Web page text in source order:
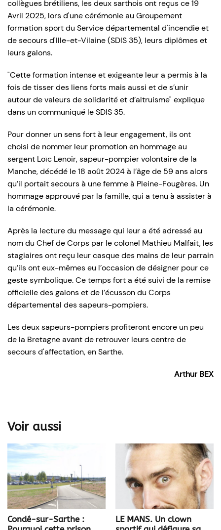
collègues brétiliens, les deux sarthois ont reçus ce 19
Avril 2025, lors d'une cérémonie au Groupement
formation sport du Service départemental d'incendie et
de secours d'Ille-et-Vilaine (SDIS 35), leurs diplômes et
leurs galons.
"Cette formation intense et exigeante leur a permis à la
fois de tisser des liens forts mais aussi et de s’unir
autour de valeurs de solidarité et d’altruisme" explique
dans un communiqué le SDIS 35.
Pour donner un sens fort à leur engagement, ils ont
choisi de nommer leur promotion en hommage au
sergent Loïc Lenoir, sapeur-pompier volontaire de la
Manche, décédé le 18 août 2024 à l’âge de 59 ans alors
qu’il portait secours à une femme à Pleine-Fougères. Un
hommage approuvé par la famille, qui a tenu à assister à
la cérémonie.
Après la lecture du message qui leur a été adressé au
nom du Chef de Corps par le colonel Mathieu Malfait, les
stagiaires ont reçu leur casque des mains de leur parrain
qu’ils ont eux-mêmes eu l’occasion de désigner pour ce
geste symbolique. Ce temps fort a été suivi de la remise
officielle des galons et de l’écusson du Corps
départemental des sapeurs-pompiers.
Les deux sapeurs-pompiers profiteront encore un peu
de la Bretagne avant de retrouver leurs centre de
secours d'affectation, en Sarthe.
Arthur BEX
Voir aussi
Condé-sur-Sarthe :
LE MANS. Un clown